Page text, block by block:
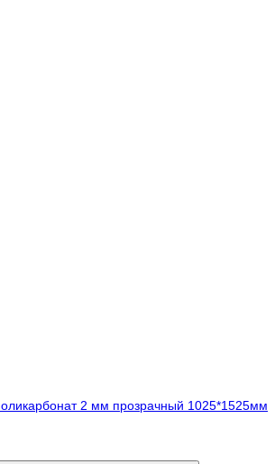
2 мм прозрачный 1025*1525мм